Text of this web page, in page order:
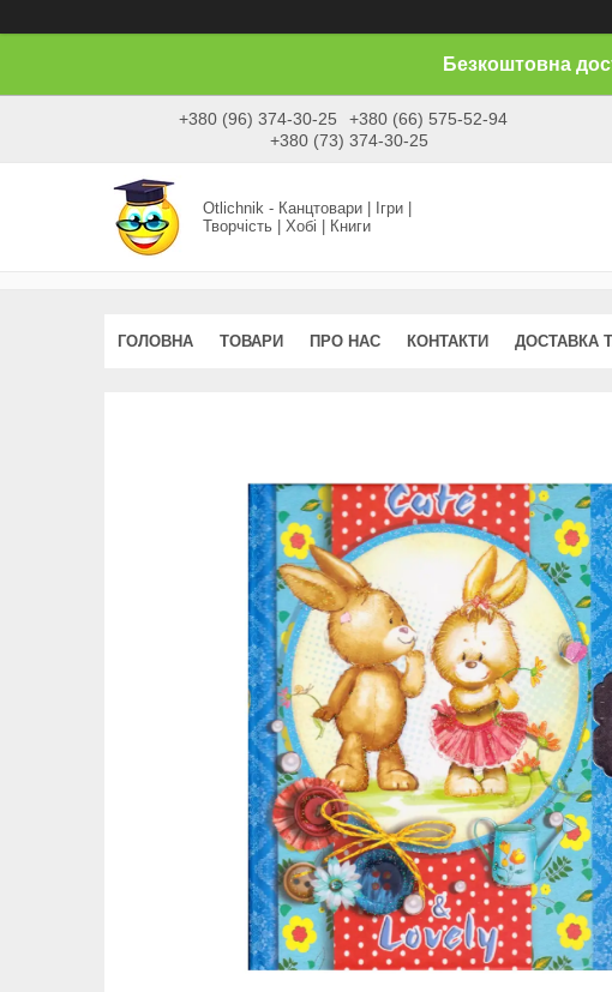
Безкоштовна
+380 (96) 374-30-25
+380 (66) 575-52-94
+380 (73) 374-30-25
Otlichnik - Канцтовари | Ігри |
Творчість | Хобі | Книги
ГОЛОВНА ТОВАРИ ПРО НАС КОНТАКТИ ДОСТАВКА